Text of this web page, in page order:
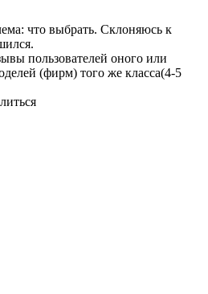
что выбрать. Склоняюсь к
пользователей оного или
(фирм) того же класса(4-5